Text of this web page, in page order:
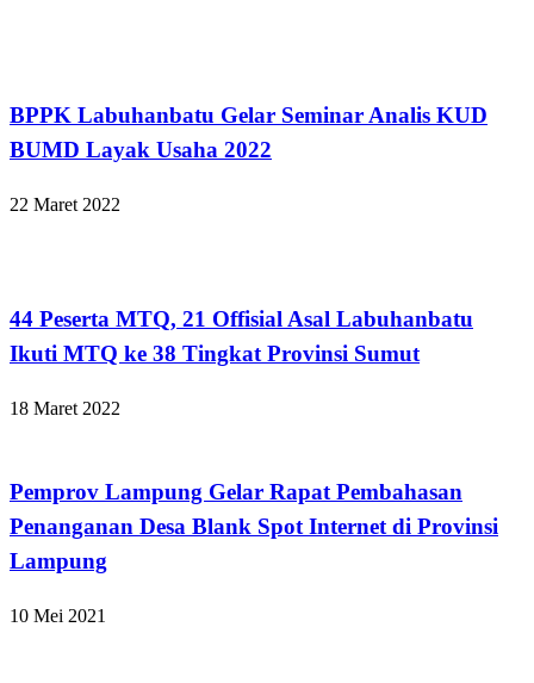
BPPK Labuhanbatu Gelar Seminar Analis KUD
BUMD Layak Usaha 2022
22 Maret 2022
44 Peserta MTQ, 21 Offisial Asal Labuhanbatu
Ikuti MTQ ke 38 Tingkat Provinsi Sumut
18 Maret 2022
Pemprov Lampung Gelar Rapat Pembahasan
Penanganan Desa Blank Spot Internet di Provinsi
Lampung
10 Mei 2021